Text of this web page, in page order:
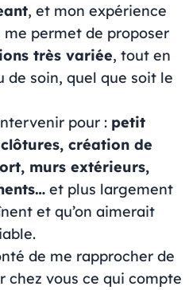
, et mon expérience
permet de proposer
très variée, tout en
soin, quel que soit le
pour : petit
création de
murs extérieurs,
et plus largement
et qu’on aimerait
de me rapprocher de
chez vous ce qui compte